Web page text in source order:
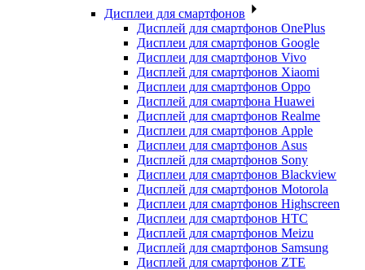
Дисплеи для смартфонов
Дисплей для смартфонов OnePlus
Дисплеи для смартфонов Google
Дисплеи для смартфонов Vivo
Дисплей для смартфонов Xiaomi
Дисплеи для смартфонов Oppo
Дисплей для смартфона Huawei
Дисплей для смартфонов Realme
Дисплеи для смартфонов Apple
Дисплеи для смартфонов Asus
Дисплей для смартфонов Sony
Дисплеи для смартфонов Blackview
Дисплей для смартфонов Motorola
Дисплеи для смартфонов Highscreen
Дисплеи для смартфонов HTC
Дисплей для смартфонов Meizu
Дисплей для смартфонов Samsung
Дисплей для смартфонов ZTE